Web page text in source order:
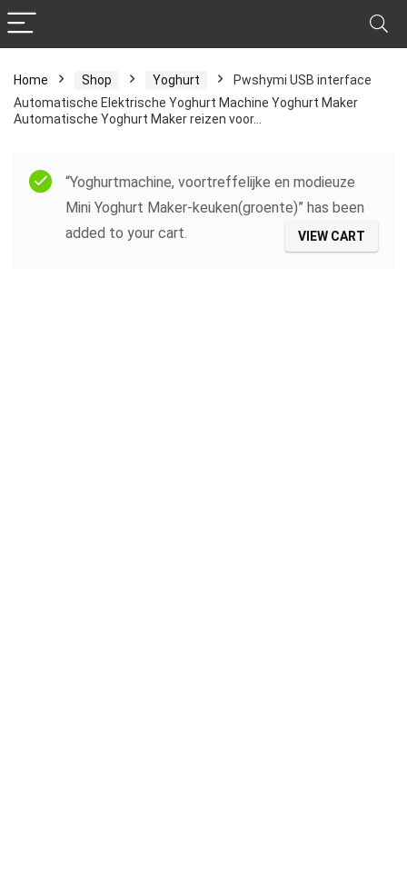
Home Shop Yoghurt
Pwshymi USB interface
Automatische Elektrische Yoghurt Machine Yoghurt Maker
Automatische Yoghurt Maker reizen voor…
“Yoghurtmachine, voortreffelijke en modieuze
Mini Yoghurt Maker-keuken(groente)” has been
added to your cart.
VIEW CART